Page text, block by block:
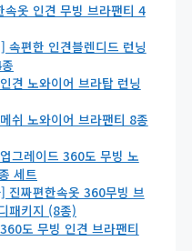
속옷 인견 무빙 브라팬티 4
속편한 인견블렌디드 런닝
견 노와이어 브라탑 런닝
쉬 노와이어 브라팬티 8종
그레이드 360도 무빙 노
세트
진짜편한속옷 360무빙 브
패키지 (8종)
도 무빙 인견 브라팬티